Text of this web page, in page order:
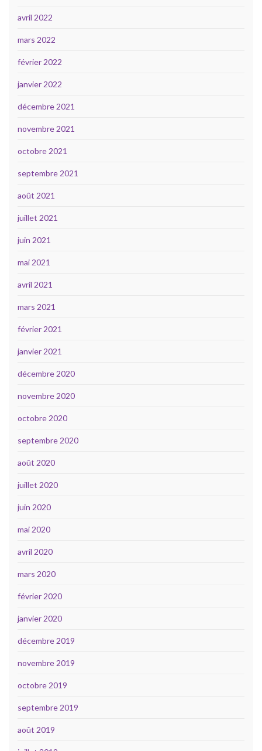
avril 2022
mars 2022
février 2022
janvier 2022
décembre 2021
novembre 2021
octobre 2021
septembre 2021
août 2021
juillet 2021
juin 2021
mai 2021
avril 2021
mars 2021
février 2021
janvier 2021
décembre 2020
novembre 2020
octobre 2020
septembre 2020
août 2020
juillet 2020
juin 2020
mai 2020
avril 2020
mars 2020
février 2020
janvier 2020
décembre 2019
novembre 2019
octobre 2019
septembre 2019
août 2019